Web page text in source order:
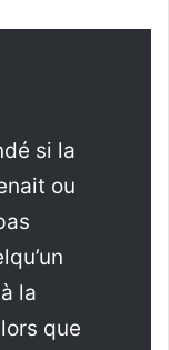
si la
ou
la
que